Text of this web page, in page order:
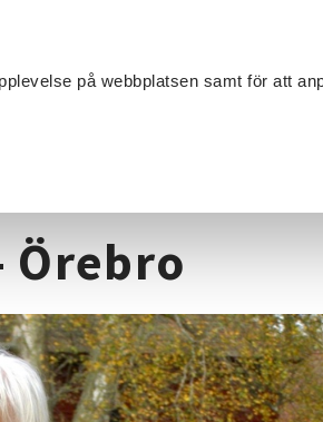
på webbplatsen samt för att
Örebro